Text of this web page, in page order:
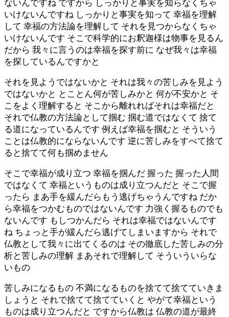
ないんですね ですから しっかりと事実を知らなくちゃ
いけないんですね しっかりと事実を知って 幸福を理解
して 幸福の方法論を理解して それを見つからなくちゃ
いけないんです そこで科学的にお釈迦様は物事を見るん
だから 我々に言うのは幸福を探す前に なぜ我々は幸福
を探しているんですかと
それを見ようではないかと それは我々の苦しみを見よう
ではないかと とことん何が苦しみかと 何が不安かと そ
こをよく理解すると そこから離れればそれは幸福だと
それで仏教の方法論として掴む 掴む道ではなくて 捨て
る道になっているんです 例えば幸福を掴むと そういう
ことは仏教的にならないんです 逆に苦しみをすべて捨て
ると捨てて何も掴めません
そこで幸福が成り立つ 幸福を掴んだ 握った 握った人間
ではなくて 幸福というものは成り立つんだと そこで握
ったら まあ手を緩んだらもう逃げちゃうんですね だか
ら幸福をつかむものではないんです 力強く握るものでも
ないんです もしつかんだら それは幸福ではないんです
ね ちょっと手が緩んだら逃げてしまいますから それで
仏教として我々に出てくるのは その徹底した苦しみの分
析と苦しみの理解 まあそれで理解して そういういらな
いもの
苦しみになるもの 不満になるものを捨てて捨てていきま
しょうと それで捨てて捨てていくと やがて幸福という
ものは成り立つんだと ですから仏教は 仏教の道が最終